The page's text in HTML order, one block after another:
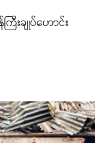
းချုပ်ဟောင်း